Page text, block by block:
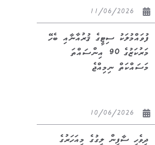
ފުވައްމުލަކު ސިޓީގެ ޤުރުއާނާއި ބެހޭ
މަރުކަޒުގެ 90 އިންސައްތަ
މަސައްކަތް ނިމިއްޖެ
ދިވެހި ސާފިން ލީގުގެ މިއަހަރުގެ